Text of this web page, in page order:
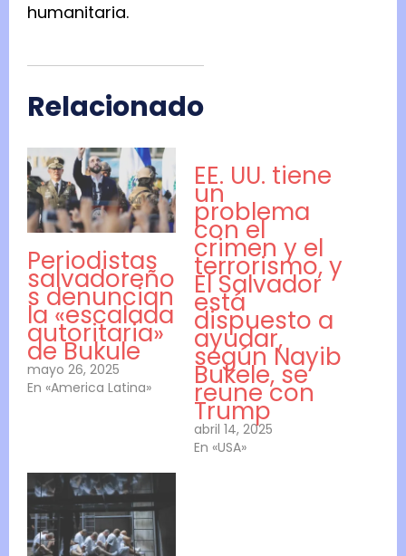
humanitaria.
Relacionado
Periodistas
salvadoreño
s denuncian
la «escalada
autoritaria»
de Bukule
mayo 26, 2025
En «America Latina»
EE. UU. tiene
un
problema
con el
crimen y el
terrorismo, y
El Salvador
está
dispuesto a
ayudar,
según Nayib
Bukele, se
reune con
Trump
abril 14, 2025
En «USA»